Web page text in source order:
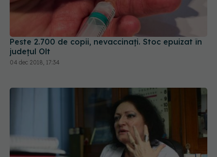
Peste 2.700 de copii, nevaccinaţi. Stoc epuizat în
județul Olt
04 dec 2018, 17:34